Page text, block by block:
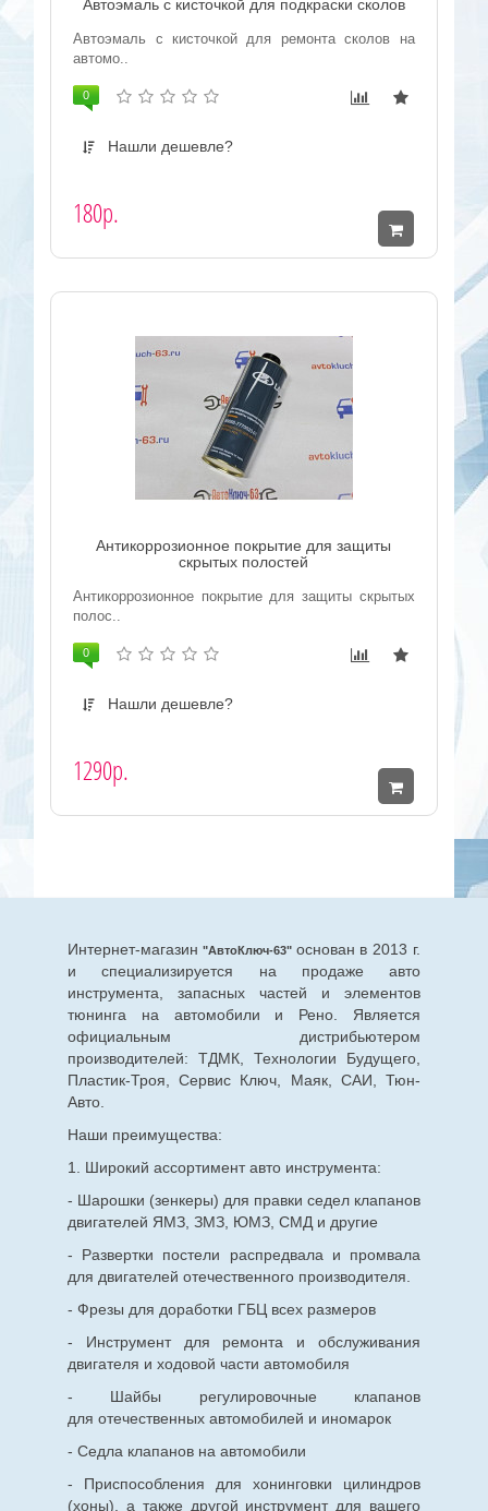
Автоэмаль с кисточкой для подкраски сколов
Автоэмаль с кисточкой для ремонта сколов на
автомо..
0
Нашли дешевле?
180р.
Антикоррозионное покрытие для защиты
скрытых полостей
Антикоррозионное покрытие для защиты скрытых
полос..
0
Нашли дешевле?
1290р.
Интернет-магазин "АвтоКлюч-63" основан в 2013 г.
и специализируется на продаже авто
инструмента, запасных частей и элементов
тюнинга на автомобили и Рено. Является
официальным дистрибьютером
производителей: ТДМК, Технологии Будущего,
Пластик-Троя, Сервис Ключ, Маяк, САИ, Тюн-
Авто.
Наши преимущества:
1. Широкий ассортимент авто инструмента:
- Шарошки (зенкеры) для правки седел клапанов
двигателей ЯМЗ, ЗМЗ, ЮМЗ, СМД и другие
- Развертки постели распредвала и промвала
для двигателей отечественного производителя.
- Фрезы для доработки ГБЦ всех размеров
- Инструмент для ремонта и обслуживания
двигателя и ходовой части автомобиля
- Шайбы регулировочные клапанов
для отечественныхавтомобилей и иномарок
- Седла клапанов на автомобили
- Приспособления для хонинговки цилиндров
(хоны), а также другой инструмент для вашего